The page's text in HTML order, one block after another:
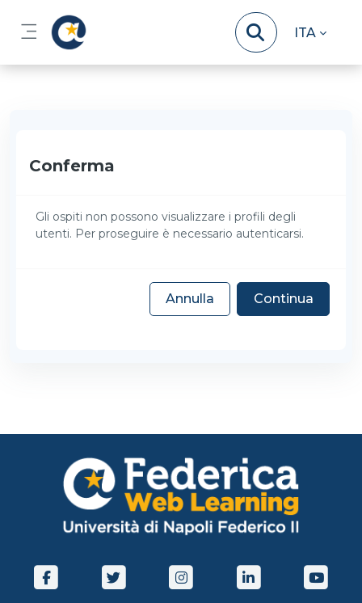
Pannello laterale
ITA
Conferma
Gli ospiti non possono visualizzare i profili degli
utenti. Per proseguire è necessario autenticarsi.
Annulla Continua